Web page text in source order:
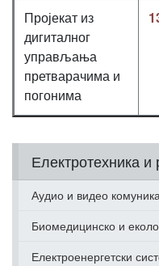
Електротехника и
Аудио и видео
Биомедицинско и
Електроенергетски
Пројекат из
дигиталног
управљања
претварачима и
погонима